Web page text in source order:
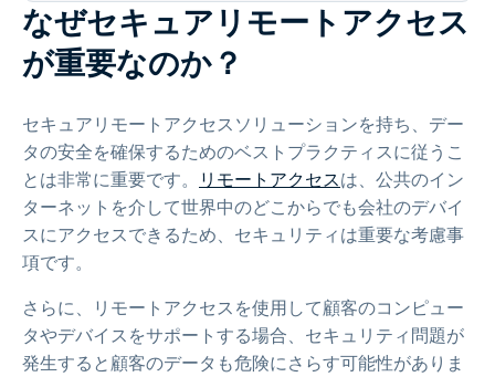
なぜセキュアリモートアクセス
が重要なのか？
セキュアリモートアクセスソリューションを持ち、デー
タの安全を確保するためのベストプラクティスに従うこ
とは非常に重要です。
リモートアクセスは、公共のイン
ターネットを介して世界中のどこからでも会社のデバイ
スにアクセスできるため、セキュリティは重要な考慮事
項です。
さらに、リモートアクセスを使用して顧客のコンピュー
タやデバイスをサポートする場合、セキュリティ問題が
発生すると顧客のデータも危険にさらす可能性がありま